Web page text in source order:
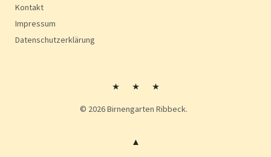
Kontakt
Impressum
Datenschutzerklärung
KontaktImpressumImpressum
© 2026Birnengarten Ribbeck.